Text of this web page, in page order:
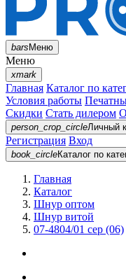
barsМеню
Меню
xmark
Главная Каталог по
Условия работы
Скидки Стать дилером
person_crop_circleЛичный
Регистрация Вход
book_circleКаталог по
Главная
Каталог
Шнур оптом
Шнур витой
07-4804/01 сер (06)